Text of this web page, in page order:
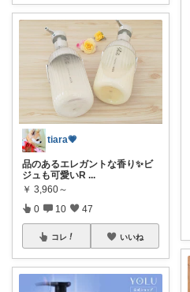
tiara💗
品のあるエレガントな香り✨ビ
ジュも可愛いR ...
￥ 3,960～
0 10 47
コレ いいね